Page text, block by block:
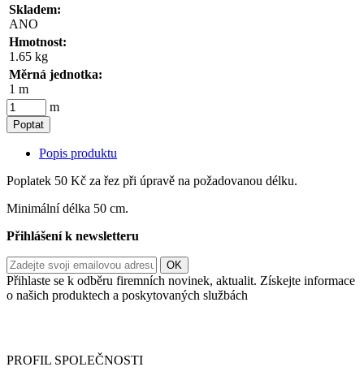
Skladem:
ANO
Hmotnost:
1.65 kg
Měrná jednotka:
1 m
m
Poptat
Popis produktu
Poplatek 50 Kč za řez při úpravě na požadovanou délku.
Minimální délka 50 cm.
Přihlášení k newsletteru
Přihlaste se k odběru firemních novinek, aktualit. Získejte informace
o našich produktech a poskytovaných službách
PROFIL SPOLEČNOSTI